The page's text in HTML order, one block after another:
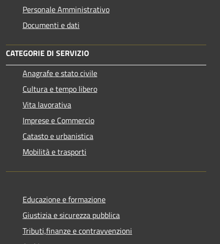
Personale Amministrativo
Documenti e dati
CATEGORIE DI SERVIZIO
Anagrafe e stato civile
Cultura e tempo libero
Vita lavorativa
Imprese e Commercio
Catasto e urbanistica
Mobilità e trasporti
Educazione e formazione
Giustizia e sicurezza pubblica
Tributi,finanze e contravvenzioni